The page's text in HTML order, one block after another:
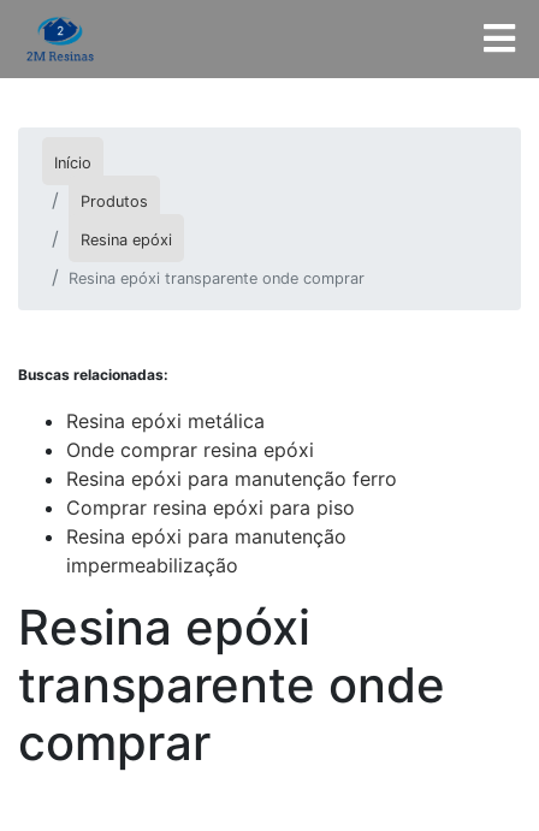
Início
Produtos
Resina epóxi
Resina epóxi transparente onde comprar
Buscas relacionadas:
Resina epóxi metálica
Onde comprar resina epóxi
Resina epóxi para manutenção ferro
Comprar resina epóxi para piso
Resina epóxi para manutenção
impermeabilização
Resina epóxi
transparente onde
comprar